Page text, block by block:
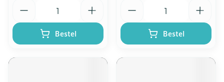
Bestel Bestel